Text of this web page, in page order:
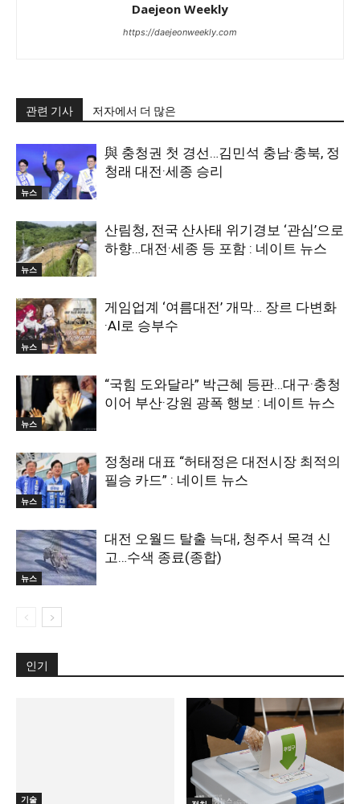
Daejeon Weekly
https://daejeonweekly.com
관련 기사 저자에서 더 많은
뉴스
與 충청권 첫 경선…김민석 충남·충북, 정
청래 대전·세종 승리
뉴스
산림청, 전국 산사태 위기경보 ‘관심’으로
하향…대전·세종 등 포함 : 네이트 뉴스
뉴스
게임업계 ‘여름대전’ 개막… 장르 다변화
·AI로 승부수
뉴스
“국힘 도와달라” 박근혜 등판…대구·충청
이어 부산·강원 광폭 행보 : 네이트 뉴스
뉴스
정청래 대표 “허태정은 대전시장 최적의
필승 카드” : 네이트 뉴스
뉴스
대전 오월드 탈출 늑대, 청주서 목격 신
고…수색 종료(종합)
인기
기술